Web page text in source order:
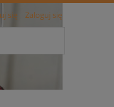
się Zaloguj się